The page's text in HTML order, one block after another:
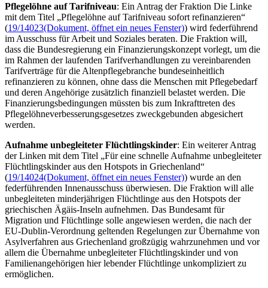
Pflegelöhne auf Tarifniveau: Ein Antrag der Fraktion Die Linke
mit dem Titel „Pflegelöhne auf Tarifniveau sofort refinanzieren“
(19/14023(Dokument, öffnet ein neues Fenster)) wird federführend
im Ausschuss für Arbeit und Soziales beraten. Die Fraktion will,
dass die Bundesregierung ein Finanzierungskonzept vorlegt, um die
im Rahmen der laufenden Tarifverhandlungen zu vereinbarenden
Tarifverträge für die Altenpflegebranche bundeseinheitlich
refinanzieren zu können, ohne dass die Menschen mit Pflegebedarf
und deren Angehörige zusätzlich finanziell belastet werden. Die
Finanzierungsbedingungen müssten bis zum Inkrafttreten des
Pflegelöhneverbesserungsgesetzes zweckgebunden abgesichert
werden.
Aufnahme unbegleiteter Flüchtlingskinder: Ein weiterer Antrag
der Linken mit dem Titel „Für eine schnelle Aufnahme unbegleiteter
Flüchtlingskinder aus den Hotspots in Griechenland“
(19/14024(Dokument, öffnet ein neues Fenster)) wurde an den
federführenden Innenausschuss überwiesen. Die Fraktion will alle
unbegleiteten minderjährigen Flüchtlinge aus den Hotspots der
griechischen Ägäis-Inseln aufnehmen. Das Bundesamt für
Migration und Flüchtlinge solle angewiesen werden, die nach der
EU-Dublin-Verordnung geltenden Regelungen zur Übernahme von
Asylverfahren aus Griechenland großzügig wahrzunehmen und vor
allem die Übernahme unbegleiteter Flüchtlingskinder und von
Familienangehörigen hier lebender Flüchtlinge unkompliziert zu
ermöglichen.